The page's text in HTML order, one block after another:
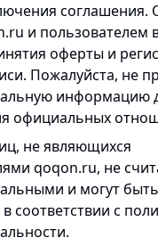
и пользователем
оферты и
Пожалуйста, не
информацию
официальных
не являющихся
qoqon.ru, не
и могут быть
соответствии с